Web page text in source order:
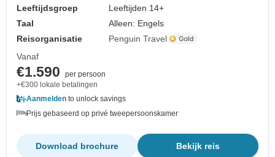
Leeftijdsgroep
Leeftijden 14+
Taal
Alleen: Engels
Reisorganisatie
Penguin Travel
Vanaf
€1.590
per persoon
+€300 lokale betalingen
Aanmelden to unlock savings
Prijs gebaseerd op privé tweepersoonskamer
Bekijk reis
Download brochure